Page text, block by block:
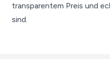
transparentem Preis und
sind.